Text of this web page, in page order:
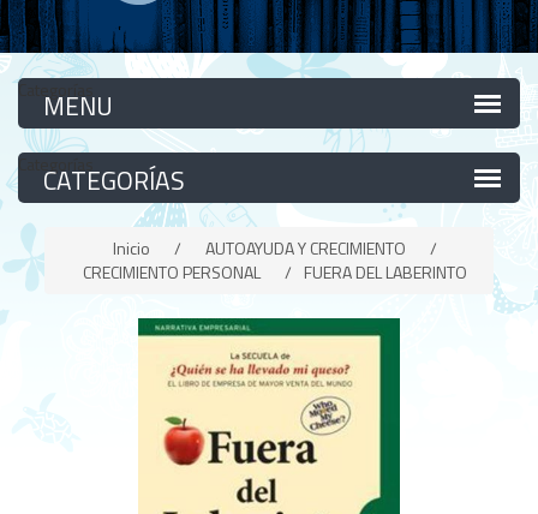
Categorías
Categorías
Inicio / AUTOAYUDA Y CRECIMIENTO
/
CRECIMIENTO PERSONAL
/ FUERA DEL LABERINTO